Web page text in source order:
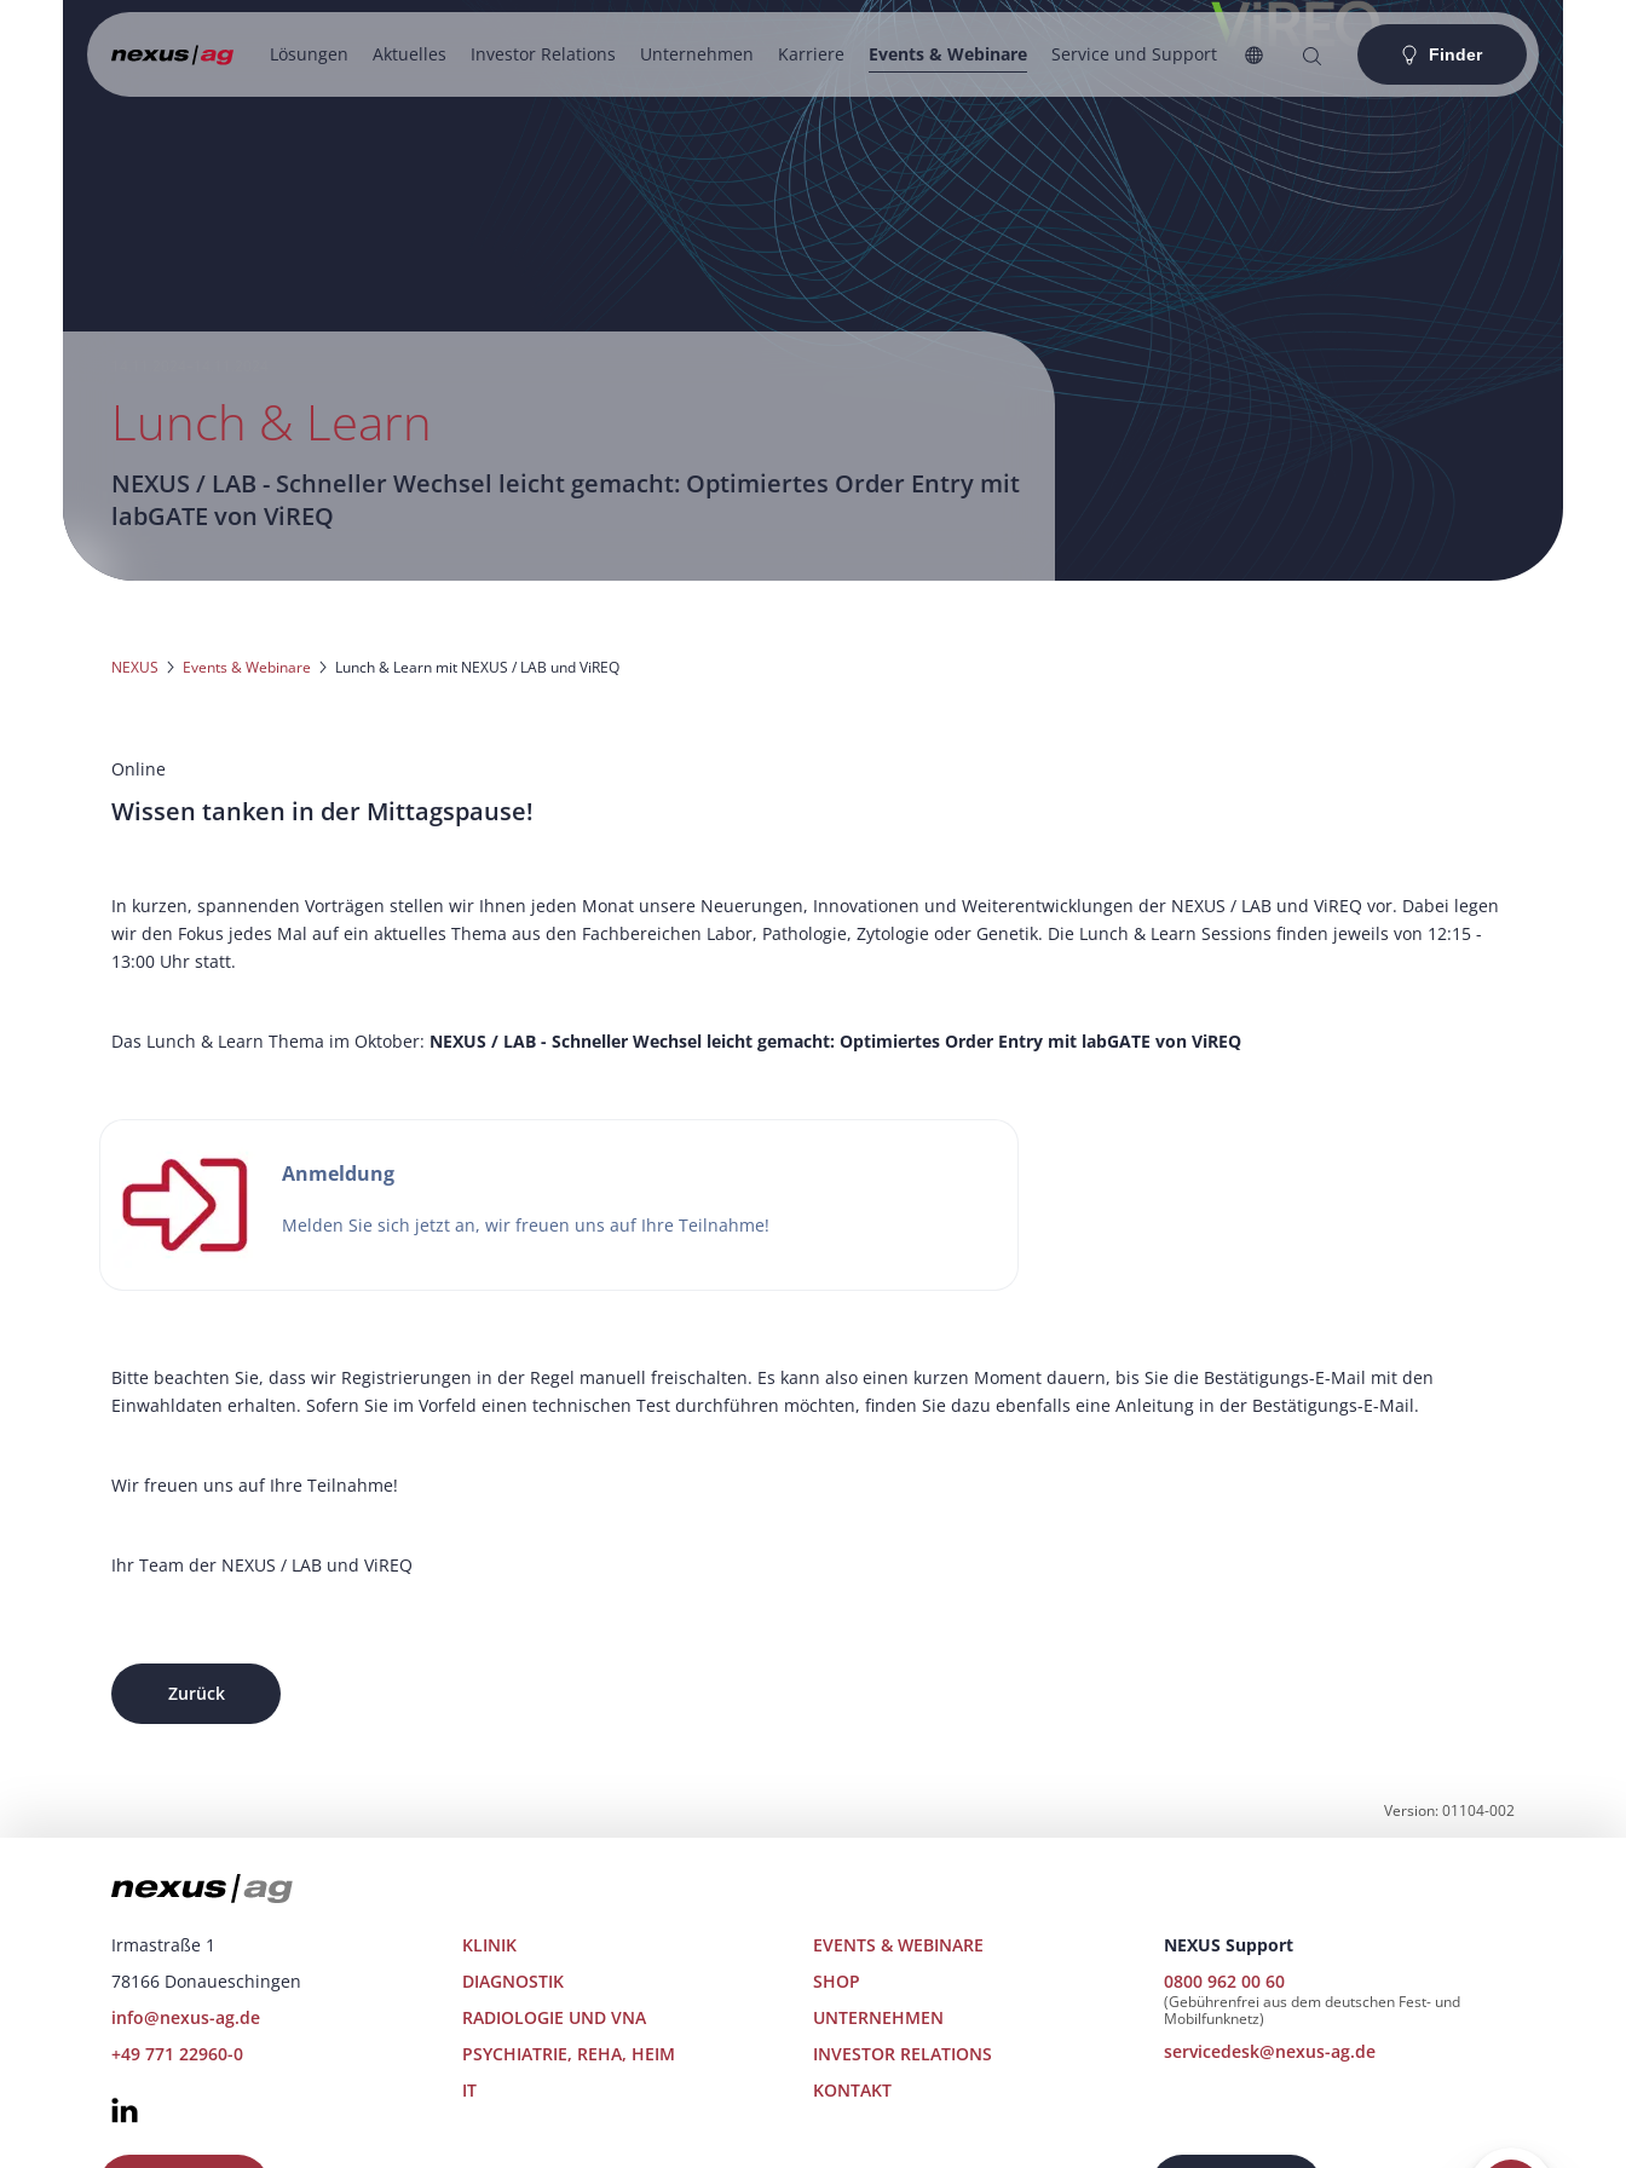
Lösungen Aktuelles Investor Relations Unternehmen Karriere Events & Webinare Service und Support Finder
Lunch & Learn
NEXUS / LAB - Schneller Wechsel leicht gemacht: Optimiertes Order Entry mit
labGATE von ViREQ
NEXUS Events & Webinare Lunch & Learn mit NEXUS / LAB und ViREQ
Online
Wissen tanken in der Mittagspause!
In kurzen, spannenden Vorträgen stellen wir Ihnen jeden Monat unsere Neuerungen, Innovationen und Weiterentwicklungen der NEXUS / LAB und ViREQ vor. Dabei legen
wir den Fokus jedes Mal auf ein aktuelles Thema aus den Fachbereichen Labor, Pathologie, Zytologie oder Genetik. Die Lunch & Learn Sessions finden jeweils von 12:15 -
13:00 Uhr statt.
Das Lunch & Learn Thema im Oktober: NEXUS / LAB - Schneller Wechsel leicht gemacht: Optimiertes Order Entry mit labGATE von ViREQ
Anmeldung
Melden Sie sich jetzt an, wir freuen uns auf Ihre Teilnahme!
Bitte beachten Sie, dass wir Registrierungen in der Regel manuell freischalten. Es kann also einen kurzen Moment dauern, bis Sie die Bestätigungs-E-Mail mit den
Einwahldaten erhalten. Sofern Sie im Vorfeld einen technischen Test durchführen möchten, finden Sie dazu ebenfalls eine Anleitung in der Bestätigungs-E-Mail.
Wir freuen uns auf Ihre Teilnahme!
Ihr Team der NEXUS / LAB und ViREQ
Zurück
Version: 01104-002
Irmastraße 1
78166 Donaueschingen
info@nexus-ag.de
+49 771 22960-0
KLINIK
DIAGNOSTIK
RADIOLOGIE UND VNA
PSYCHIATRIE, REHA, HEIM
IT
EVENTS & WEBINARE
SHOP
UNTERNEHMEN
INVESTOR RELATIONS
KONTAKT
NEXUS Support
0800 962 00 60
(Gebührenfrei aus dem deutschen Fest- und
Mobilfunknetz)
servicedesk@nexus-ag.de